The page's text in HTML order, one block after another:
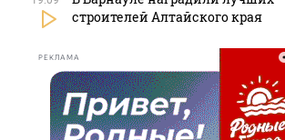
строителей Алтайского края
РЕКЛАМА